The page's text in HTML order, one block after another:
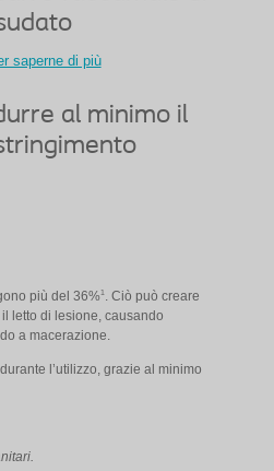
saperne di più
al minimo il
più del 36%1
. Ciò può creare
letto di lesione, causando
a macerazione.
l’utilizzo, grazie al minimo